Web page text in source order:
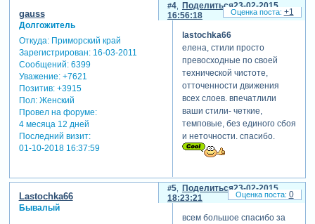
Поделиться
4
23-02-2015
16:56:18
gauss
Долгожитель
Откуда:Приморский край
Зарегистрирован: 16-03-2011
Сообщений:6399
Уважение: +7621
Позитив: +3915
Пол:Женский
Провел на форуме:
4 месяца 12 дней
Последний визит:
01-10-2018 16:37:59
lastochka66
елена, стили просто
превосходные по своей
технической чистоте,
отточенности движения
всех слоев. впечатлили
ваши стили- четкие,
темповые, без единого сбоя
и неточности. спасибо.
+1
Поделиться
5
23-02-2015
18:23:21
Lastochka66
Бывалый
всем большое спасибо за
0